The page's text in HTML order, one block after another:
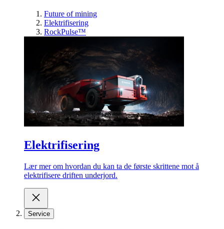
Future of mining
Elektrifisering
RockPulse™
Elektrifisering
Lær mer om hvordan du kan ta de første skrittene mot å
elektrifisere driften underjord.
Service